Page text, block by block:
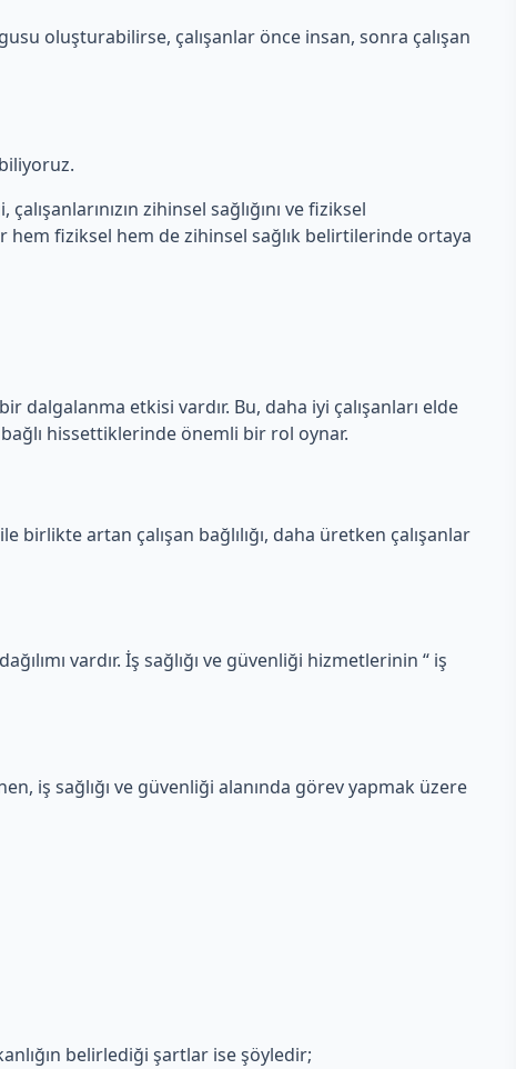
oluşturabilirse, çalışanlar önce insan, sonra çalışan
zihinsel sağlığını ve fiziksel
hem fiziksel hem de zihinsel sağlık belirtilerinde ortaya
dalgalanma etkisi vardır. Bu, daha iyi çalışanları elde
hissettiklerinde önemli bir rol oynar.
artan çalışan bağlılığı, daha üretken çalışanlar
vardır. İş sağlığı ve güvenliği hizmetlerinin “ iş
iş sağlığı ve güvenliği alanında görev yapmak üzere
belirlediği şartlar ise şöyledir;